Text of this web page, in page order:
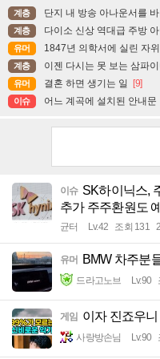
계층 단지 내 방송 아나운서를 바꾸고 나서
계층 다이소 신상 역대급 주방
유머 1847년 의학서에 실린 자
계층 이젠 다시는 못 보는 삼파
유머 결혼 하면 생기는 일 [9]
이슈 어느 계곡에 설치된 안내문
이슈 SK하이닉스,
추가 주주환원도
균터 Lv.42 조회 131
유머 BMW 차주분
드라고노브 Lv.90
게임 이자 진죠우
사랑방손님 Lv.90